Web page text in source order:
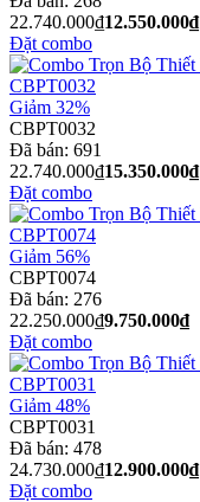
22.740.000₫12.550.000₫
Đặt combo
Giảm 32%
CBPT0032
Đã bán: 691
22.740.000₫15.350.000₫
Đặt combo
Giảm 56%
CBPT0074
Đã bán: 276
22.250.000₫9.750.000₫
Đặt combo
Giảm 48%
CBPT0031
Đã bán: 478
24.730.000₫12.900.000₫
Đặt combo